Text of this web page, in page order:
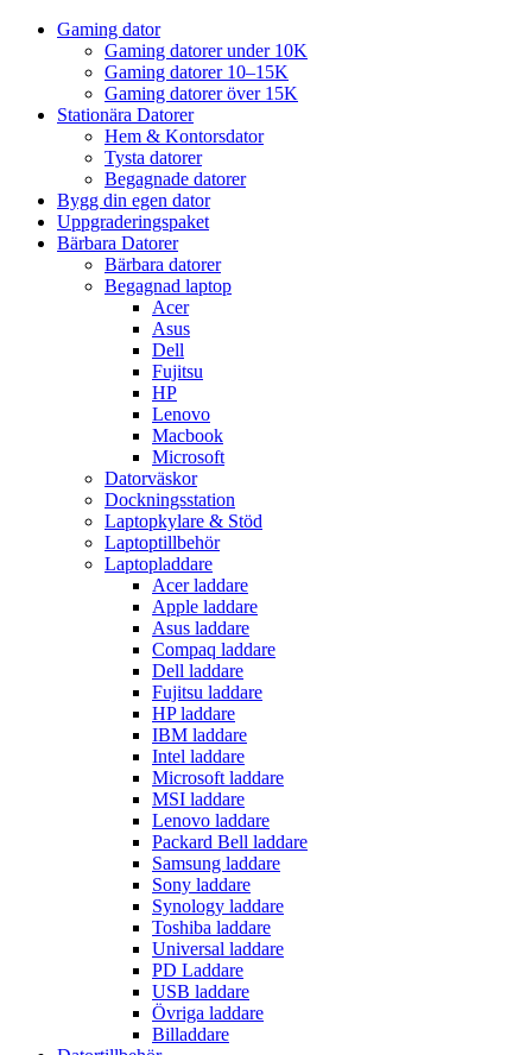
Gaming dator
Gaming datorer under 10K
Gaming datorer 10–15K
Gaming datorer över 15K
Stationära Datorer
Hem & Kontorsdator
Tysta datorer
Begagnade datorer
Bygg din egen dator
Uppgraderingspaket
Bärbara Datorer
Bärbara datorer
Begagnad laptop
Acer
Asus
Dell
Fujitsu
HP
Lenovo
Macbook
Microsoft
Datorväskor
Dockningsstation
Laptopkylare & Stöd
Laptoptillbehör
Laptopladdare
Acer laddare
Apple laddare
Asus laddare
Compaq laddare
Dell laddare
Fujitsu laddare
HP laddare
IBM laddare
Intel laddare
Microsoft laddare
MSI laddare
Lenovo laddare
Packard Bell laddare
Samsung laddare
Sony laddare
Synology laddare
Toshiba laddare
Universal laddare
PD Laddare
USB laddare
Övriga laddare
Billaddare